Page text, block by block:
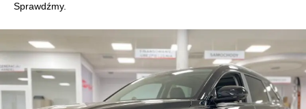
Sprawdźmy.